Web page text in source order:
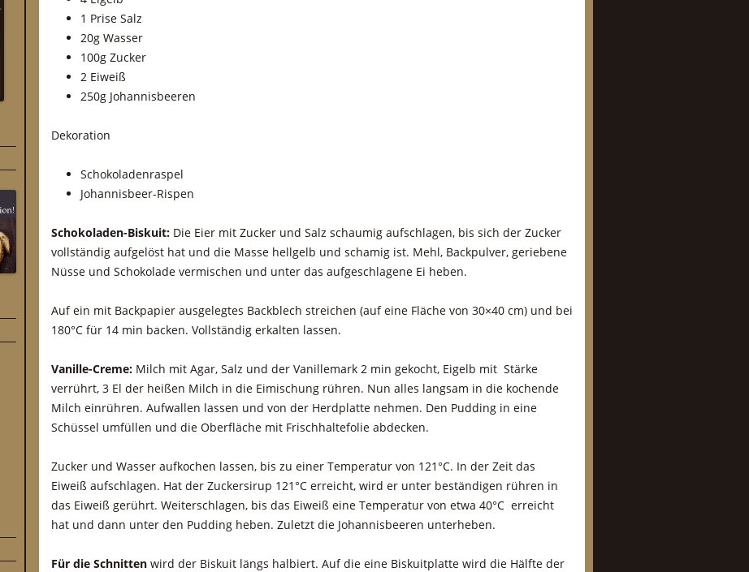
1 Prise Salz
20g Wasser
100g Zucker
2 Eiweiß
250g Johannisbeeren
Dekoration
Schokoladenraspel
Johannisbeer-Rispen
Schokoladen-Biskuit: Die Eier mit Zucker und Salz schaumig aufschlagen, bis sich der Zucker
vollständig aufgelöst hat und die Masse hellgelb und schamig ist. Mehl, Backpulver, geriebene
Nüsse und Schokolade vermischen und unter das aufgeschlagene Ei heben.
Auf ein mit Backpapier ausgelegtes Backblech streichen (auf eine Fläche von 30×40 cm) und bei
180°C für 14 min backen. Vollständig erkalten lassen.
Vanille-Creme: Milch mit Agar, Salz und der Vanillemark 2 min gekocht, Eigelb mit Stärke
verrührt, 3 El der heißen Milch in die Eimischung rühren. Nun alles langsam in die kochende
Milch einrühren. Aufwallen lassen und von der Herdplatte nehmen. Den Pudding in eine
Schüssel umfüllen und die Oberfläche mit Frischhaltefolie abdecken.
Zucker und Wasser aufkochen lassen, bis zu einer Temperatur von 121°C. In der Zeit das
Eiweiß aufschlagen. Hat der Zuckersirup 121°C erreicht, wird er unter beständigen rühren in
das Eiweiß gerührt. Weiterschlagen, bis das Eiweiß eine Temperatur von etwa 40°C erreicht
hat und dann unter den Pudding heben. Zuletzt die Johannisbeeren unterheben.
Für die Schnitten wird der Biskuit längs halbiert. Auf die eine Biskuitplatte wird die Hälfte der